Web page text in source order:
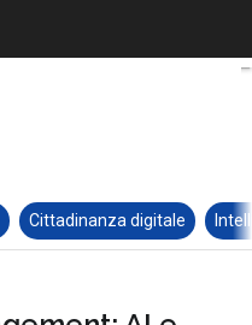
Cittadinanza digitale